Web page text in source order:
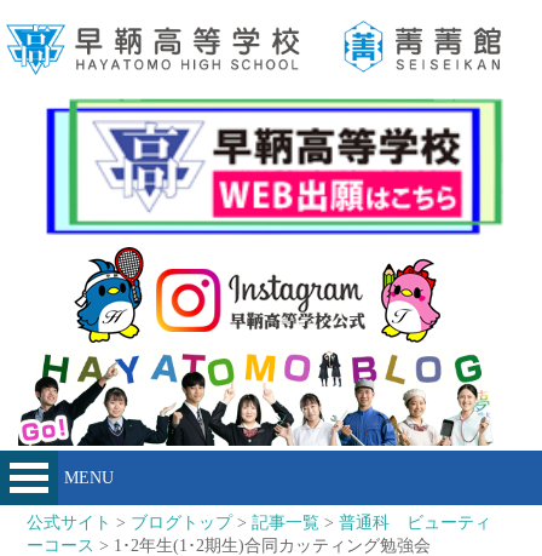
MENU
公式サイト > ブログトップ>記事一覧 >普通科 ビューティ
ーコース > 1･2年生(1･2期生)合同カッティング勉強会